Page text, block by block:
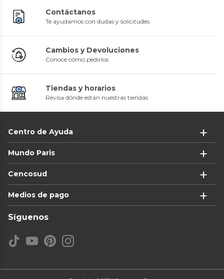
Contáctanos
Te ayudamos con dudas y solicitudes
Cambios y Devoluciones
Conoce cómo pedirlos
Tiendas y horarios
Revisa dónde están nuestras tiendas
Centro de Ayuda
Mundo Paris
Cencosud
Medios de pago
Síguenos